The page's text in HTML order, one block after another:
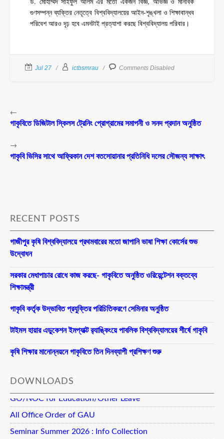
গুণসম্পন্ন ব্যক্তির নেতৃত্বে বিশ্ববিদ্যালয়ের আইন-শৃঙ্খলা ও শিক্ষাবান্ধব
পরিবেশ আরও দৃঢ় হবে এমনটাই প্রত্যাশা করছে বিশ্ববিদ্যালয় পরিবার।
Jul 27 ictbsmrau Comments Disabled
←
গাকৃবিতে ডিজিটাল স্কিলস ট্রেনিং প্রোগ্রামের সমাপনী ও সনদ প্রদান অনুষ্ঠিত
→
গাকৃবি ভিসির সাথে আফ্রিকান দেশ বতসোয়ানার প্রতিনিধি দলের সৌজন্য সাক্ষাৎ
RECENT POSTS
গাজীপুর কৃষি বিশ্ববিদ্যালয়ে প্রথমবারের মতো জাপানি ভাষা শিক্ষা কোর্সের শুভ
উদ্বোধন
সরকার মেধাপাচার রোধে কাজ করছে- গাকৃবিতে অনুষ্ঠিত ওরিয়েন্টেশন বক্তব্যে
শিক্ষামন্ত্রী
গাকৃবি কর্তৃক উদ্ভাবিত প্রযুক্তির পরিচিতিকরণে সেমিনার অনুষ্ঠিত
টাইমস হায়ার এডুকেশন ইমপ্যাক্ট র‍্যাঙ্কিংয়ে পাবলিক বিশ্ববিদ্যালয়ের শীর্ষে গাকৃবি
কৃষি শিক্ষার মানোন্নয়নে গাকৃবিতে তিন দিনব্যাপী প্রশিক্ষণ শুরু
DOWNLOADS
GO/NOC for Education/Other Leave
All Office Order of GAU
Seminar Summer 2026 : Info Collection